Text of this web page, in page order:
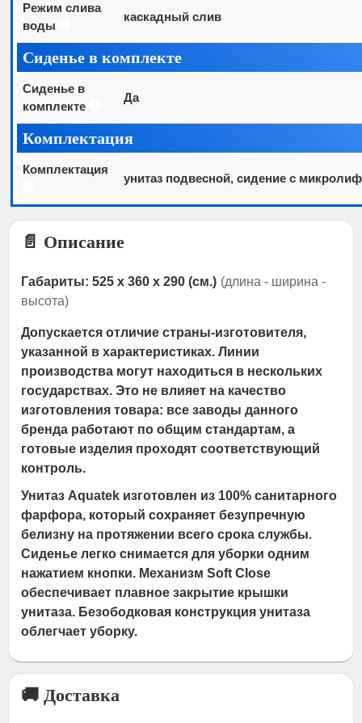
Режим слива
воды
каскадный слив
Сиденье в комплекте
Сиденье в
комплекте
Да
Комплектация
Комплектация
унитаз подвесной, сидение с
📄 Описание
Габариты: 525 x 360 x 290 (см.) (длина - ширина -
высота)
Допускается отличие страны-изготовителя,
указанной в характеристиках. Линии
производства могут находиться в нескольких
государствах. Это не влияет на качество
изготовления товара: все заводы данного
бренда работают по общим стандартам, а
готовые изделия проходят соответствующий
контроль.
Унитаз Aquatek изготовлен из 100% санитарного
фарфора, который сохраняет безупречную
белизну на протяжении всего срока службы.
Сиденье легко снимается для уборки одним
нажатием кнопки. Механизм Soft Close
обеспечивает плавное закрытие крышки
унитаза. Безободковая конструкция унитаза
облегчает уборку.
🚚 Доставка